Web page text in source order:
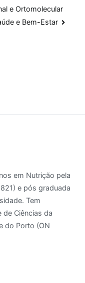
e Ortomolecular
e Bem-Estar
em Nutrição pela
e pós graduada
Tem
de Ciências da
do Porto (ON